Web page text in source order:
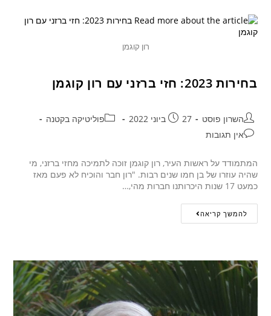
רון קוגמן
בחירות 2023: חזי ברזני עם רון קוגמן
השרון פוסט 27 ביוני 2022
פוליטיקה בקטנה
אין תגובות
המתמודד על ראשות העיר, רון קוגמן זוכה לתמיכה מחזי ברזני, מי
שהיה עוזרו של בן חמו שנים רבות. "רון חבר והוכיח לא פעם מאז
כמעט 17 שנות היכרותנו חברות מהי,…
להמשך קריאה